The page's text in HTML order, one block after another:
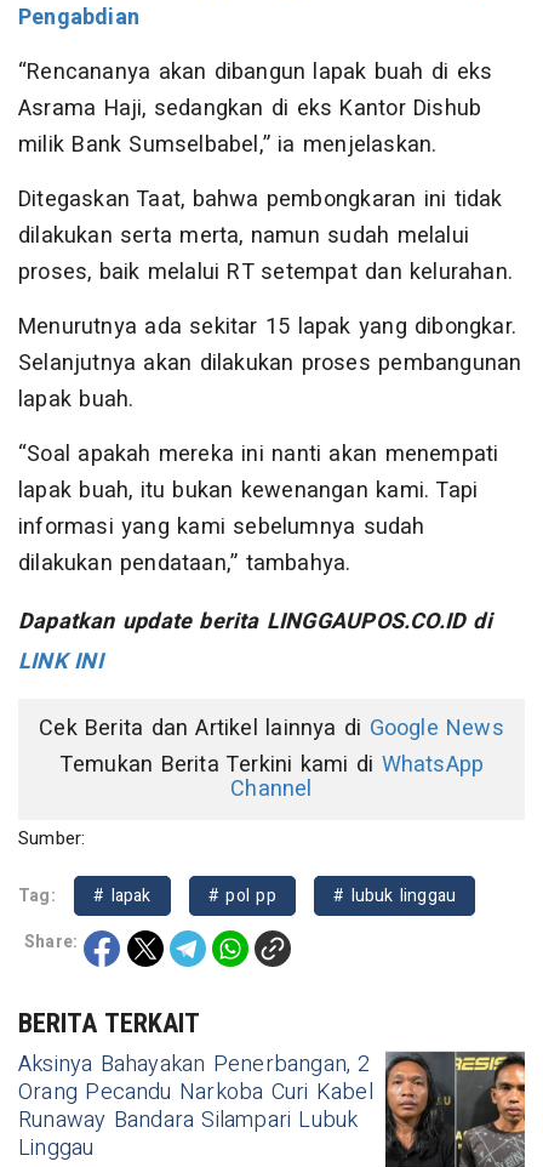
Pengabdian
“Rencananya akan dibangun lapak buah di eks
Asrama Haji, sedangkan di eks Kantor Dishub
milik Bank Sumselbabel,” ia menjelaskan.
Ditegaskan Taat, bahwa pembongkaran ini tidak
dilakukan serta merta, namun sudah melalui
proses, baik melalui RT setempat dan kelurahan.
Menurutnya ada sekitar 15 lapak yang dibongkar.
Selanjutnya akan dilakukan proses pembangunan
lapak buah.
“Soal apakah mereka ini nanti akan menempati
lapak buah, itu bukan kewenangan kami. Tapi
informasi yang kami sebelumnya sudah
dilakukan pendataan,” tambahya.
Dapatkan update berita LINGGAUPOS.CO.ID di
LINK INI
Cek Berita dan Artikel lainnya di Google News
Temukan Berita Terkini kami di WhatsApp
Channel
Sumber:
Tag: # lapak # pol pp
# lubuk linggau
Share:
BERITA TERKAIT
Aksinya Bahayakan Penerbangan, 2
Orang Pecandu Narkoba Curi Kabel
Runaway Bandara Silampari Lubuk
Linggau